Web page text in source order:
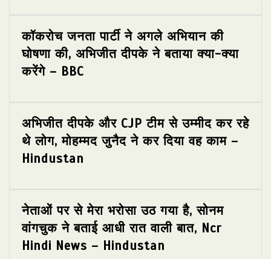
कॉकरोच जनता पार्टी ने अगले अभियान की
घोषणा की, अभिजीत दीपके ने बताया क्या-क्या
करेंगे – BBC
अभिजीत दीपके और CJP टीम से उम्मीद कर रहे
थे लोग, मोहम्मद जुनैद ने कर दिया वह काम –
Hindustan
नेताओं पर से मेरा भरोसा उठ गया है, सोनम
वांगचुक ने बताई आधी रात वाली बात, Ncr
Hindi News – Hindustan